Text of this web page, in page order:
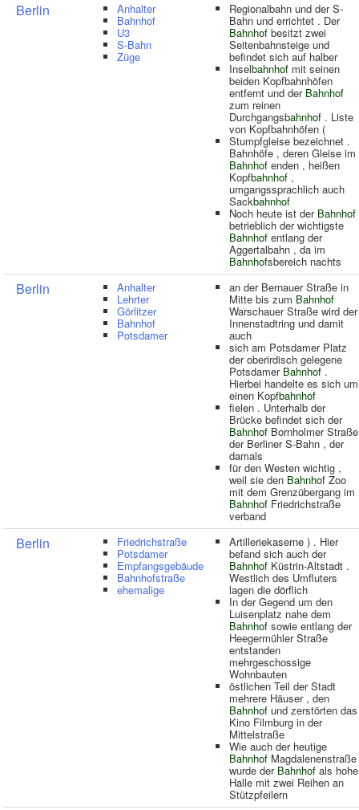
Berlin Anhalter
Bahnhof
U3
S-Bahn
Züge
Regionalbahn und der S-
Bahn und errichtet . Der
Bahnhof besitzt zwei
Seitenbahnsteige und
befindet sich auf halber
Inselbahnhof mit seinen
beiden Kopfbahnhöfen
entfernt und der Bahnhof
zum reinen
Durchgangsbahnhof . Liste
von Kopfbahnhöfen (
Stumpfgleise bezeichnet .
Bahnhöfe , deren Gleise im
Bahnhof enden , heißen
Kopfbahnhof ,
umgangssprachlich auch
Sackbahnhof
Noch heute ist der Bahnhof
betrieblich der wichtigste
Bahnhof entlang der
Aggertalbahn , da im
Bahnhofsbereich nachts
Berlin Anhalter
Lehrter
Görlitzer
Bahnhof
Potsdamer
an der Bernauer Straße in
Mitte bis zum Bahnhof
Warschauer Straße wird der
Innenstadtring und damit
auch
sich am Potsdamer Platz
der oberirdisch gelegene
Potsdamer Bahnhof.
Hierbei handelte es sich um
einen Kopfbahnhof
fielen . Unterhalb der
Brücke befindet sich der
Bahnhof Bornholmer Straße
der Berliner S-Bahn , der
damals
für den Westen wichtig ,
weil sie den Bahnhof Zoo
mit dem Grenzübergang im
Bahnhof Friedrichstraße
verband
Berlin Friedrichstraße
Potsdamer
Empfangsgebäude
Bahnhofstraße
ehemalige
Artilleriekaserne ) . Hier
befand sich auch der
Bahnhof Küstrin-Altstadt .
Westlich des Umfluters
lagen die dörflich
In der Gegend um den
Luisenplatz nahe dem
Bahnhof sowie entlang der
Heegermühler Straße
entstanden
mehrgeschossige
Wohnbauten
östlichen Teil der Stadt
mehrere Häuser , den
Bahnhof und zerstörten das
Kino Filmburg in der
Mittelstraße
Wie auch der heutige
Bahnhof Magdalenenstraße
wurde der Bahnhof als hohe
Halle mit zwei Reihen an
Stützpfeilern